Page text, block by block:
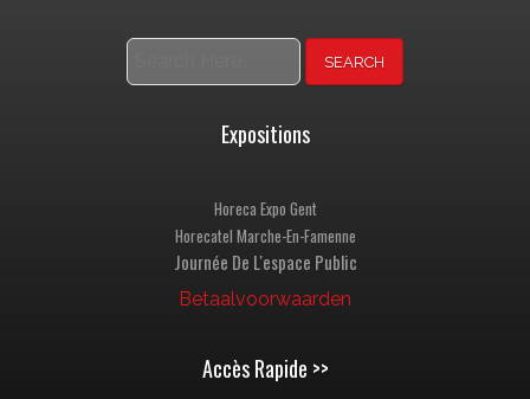
Expositions
Horeca Expo Gent
Horecatel Marche-En-Famenne
Journée De L'espace Public
Betaalvoorwaarden
Accès Rapide >>